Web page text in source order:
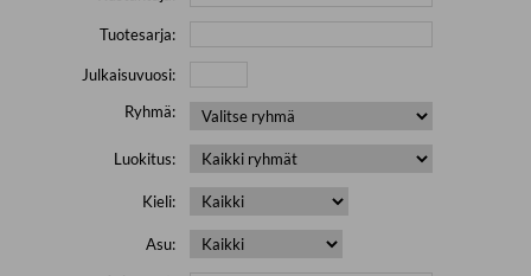
Tuotesarja:
Julkaisuvuosi:
Ryhmä:
Luokitus:
Kieli:
Asu: